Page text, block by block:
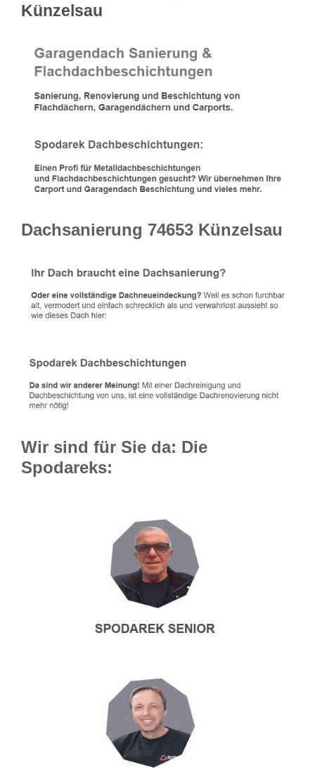
Künzelsau
Dachsanierung 74653 Künzelsau
Wir sind für Sie da: Die
Spodareks: